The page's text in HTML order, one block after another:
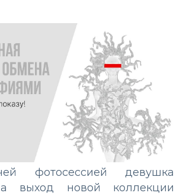
фотосессией девушка
выход новой коллекции